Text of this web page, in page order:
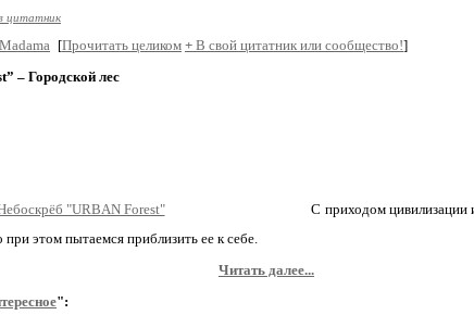
цитатник
[Прочитать целиком + В свой цитатник или сообщество!]
– Городской лес
С приходом цивилизации и
при этом пытаемся приблизить ее к себе.
Читать далее...
":